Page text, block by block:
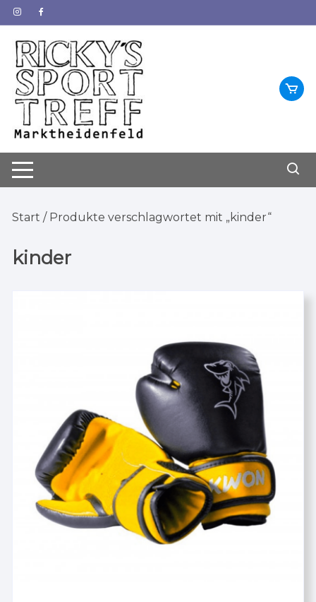
Zum
Inhalt
springen
Start / Produkte verschlagwortet mit „kinder“
kinder